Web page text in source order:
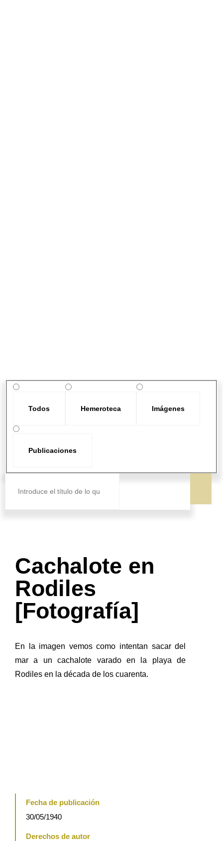
Todos Hemeroteca Imágenes
Publicaciones
Cachalote en
Rodiles
[Fotografía]
En la imagen vemos como intentan sacar del
mar a un cachalote varado en la playa de
Rodiles en la década de los cuarenta.
Fecha de publicación
30/05/1940
Derechos de autor